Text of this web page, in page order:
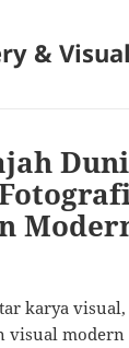
&
karya
visual